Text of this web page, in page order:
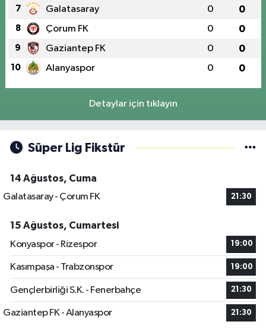
7 Galatasaray 0 0
8 Çorum FK 0 0
9 Gaziantep FK 0 0
10 Alanyaspor 0 0
Detaylar için tıklayın
Süper Lig Fikstür
14 Ağustos, Cuma
Galatasaray - Çorum FK
21:30
15 Ağustos, Cumartesi
Konyaspor - Rizespor
19:00
Kasımpaşa - Trabzonspor 19:00
Gençlerbirliği S.K. - Fenerbahçe 21:30
Gaziantep FK - Alanyaspor 21:30